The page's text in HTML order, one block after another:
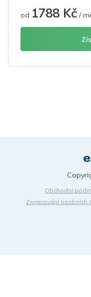
od 1788 Kč /
Obchodní
Zpracování osobních